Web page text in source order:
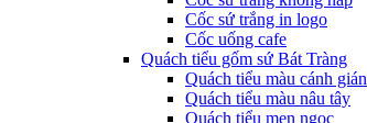
Cốc sứ trắng in logo
Cốc uống cafe
Quách tiểu gốm sứ Bát Tràng
Quách tiểu màu cánh gián
Quách tiểu màu nâu tây
Quách tiểu men ngọc